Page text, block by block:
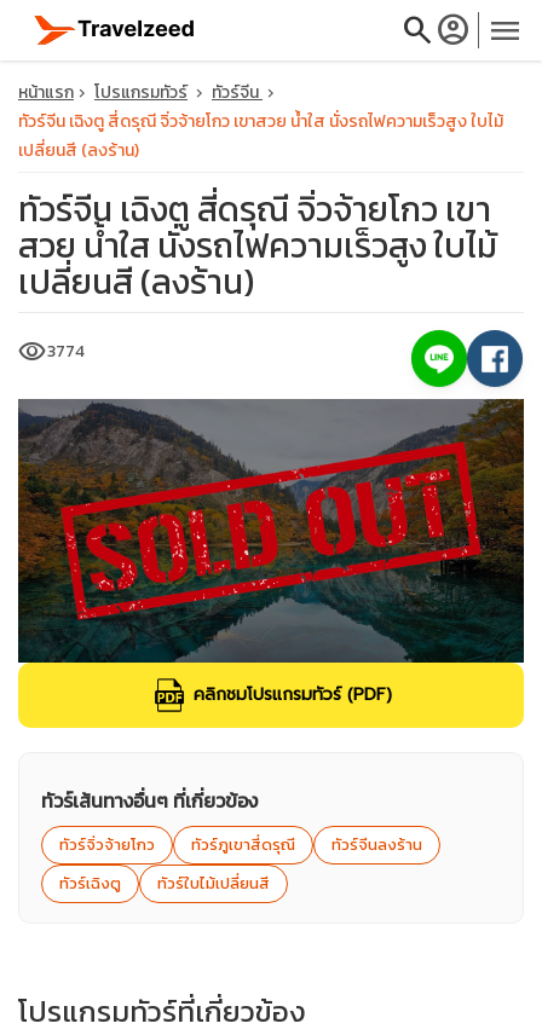
searchaccount_circle menu
close
travel_explore
calendar_month
หน้าแรก โปรแกรมทัวร์
ทัวร์จีน
ทัวร์จีน เฉิงตู สี่ดรุณี จิ่วจ้ายโกว เขาสวย น้ำใส นั่งรถไฟความเร็วสูง ใบไม้
เปลี่ยนสี (ลงร้าน)
ทัวร์จีน เฉิงตู สี่ดรุณี จิ่วจ้ายโกว เขา
สวย น้ำใส นั่งรถไฟความเร็วสูง ใบไม้
เปลี่ยนสี (ลงร้าน)
visibility3774
คลิกชมโปรแกรมทัวร์ (PDF)
ทัวร์เส้นทางอื่นๆ ที่เกี่ยวข้อง
ทัวร์จิ่วจ้ายโกว ทัวร์ภูเขาสี่ดรุณี
ทัวร์จีนลงร้าน
ทัวร์เฉิงตู
ทัวร์ใบไม้เปลี่ยนสี
โปรแกรมทัวร์ที่เกี่ยวข้อง